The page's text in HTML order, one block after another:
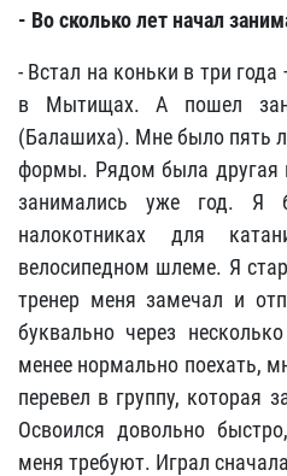
- Во сколько лет начал
- Встал на коньки в три
в Мытищах. А пошел
(Балашиха). Мне было пять
формы. Рядом была другая
занимались уже год. Я
налокотниках для
велосипедном шлеме. Я
тренер меня замечал и
буквально через
менее нормально поехать,
перевел в группу, которая
Освоился довольно
меня требуют. Играл